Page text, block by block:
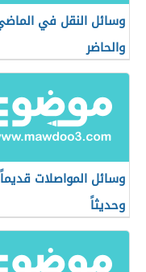
وسائل النقل في
والحاضر
وسائل المواصلات قديماً
وحديثاً